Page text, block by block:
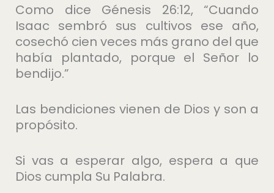
Como dice Génesis 26:12, “Cuando
Isaac sembró sus cultivos ese año,
cosechó cien veces más grano del que
había plantado, porque el Señor lo
bendijo.”
Las bendiciones vienen de Dios y son a
propósito.
Si vas a esperar algo, espera a que
Dios cumpla Su Palabra.